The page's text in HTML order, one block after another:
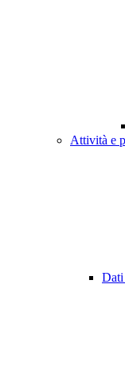
Attività e
Dati